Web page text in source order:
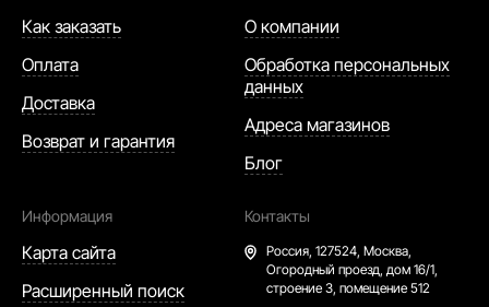
Как заказать
Оплата
Доставка
Возврат и гарантия
О компании
Обработка персональных
данных
Адреса магазинов
Блог
Информация
Карта сайта
Расширенный поиск
Контакты
Россия, 127524, Москва,
Огородный проезд, дом 16/1,
строение 3, помещение 512